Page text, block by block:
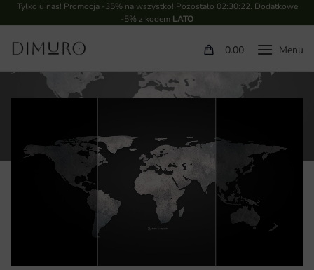
Tylko u nas! Promocja -35% na wszystko! Pozostało 02:30:22. Dodatkowe
-5% z kodem LATO
0.00